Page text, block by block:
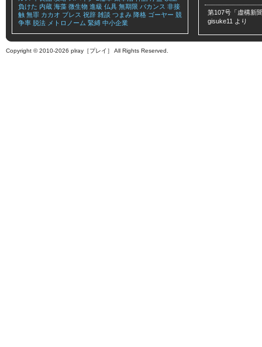
負けた 内蔵 海藻 微生物 進級 仏具 無期限 バカンス 非接
触 無罪 カカオ ブレス 祝辞 雑談 つまみ 降格 ゴーヤー 競
争率 脱法 メトロノーム 緊縛 中小企業
第107号「虚構新
gisuke11 より
Copyright © 2010-2026 plray［プレイ］ All Rights Reserved.